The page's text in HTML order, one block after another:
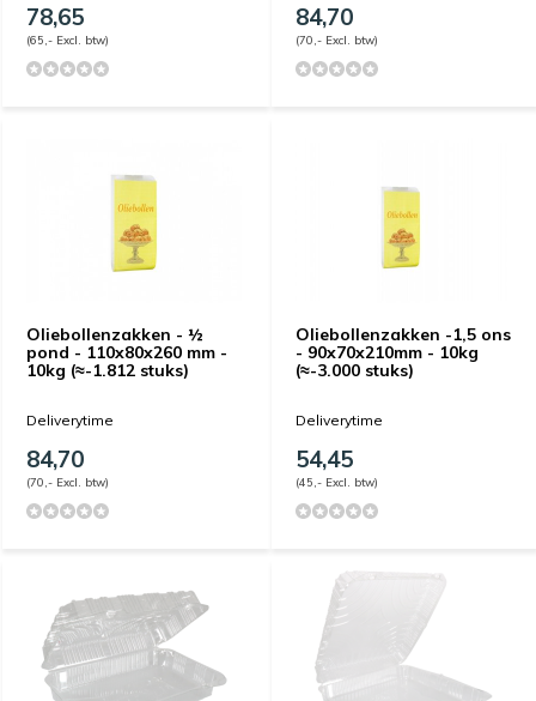
78,65
(65,- Excl. btw)
84,70
(70,- Excl. btw)
Oliebollenzakken - ½
pond - 110x80x260 mm -
10kg (≈-1.812 stuks)
Deliverytime
84,70
(70,- Excl. btw)
Oliebollenzakken -1,5 ons
- 90x70x210mm - 10kg
(≈-3.000 stuks)
Deliverytime
54,45
(45,- Excl. btw)